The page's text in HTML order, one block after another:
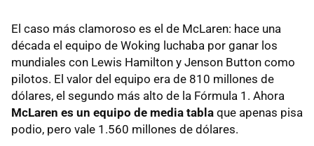
El caso más clamoroso es el de McLaren: hace una
década el equipo de Woking luchaba por ganar los
mundiales con Lewis Hamilton y Jenson Button como
pilotos. El valor del equipo era de 810 millones de
dólares, el segundo más alto de la Fórmula 1. Ahora
McLaren es un equipo de media tabla que apenas pisa
podio, pero vale 1.560 millones de dólares.